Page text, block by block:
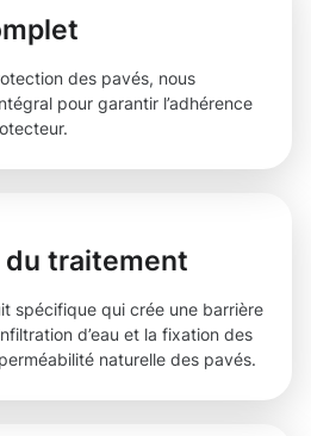
des pavés, nous
pour garantir l’adhérence
traitement
spécifique qui crée une barrière
d’eau et la fixation des
naturelle des pavés.